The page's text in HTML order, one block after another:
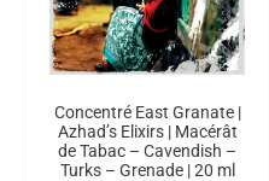
Concentré East Granate |
Azhad’s Elixirs | Macérât
de Tabac – Cavendish –
Turks – Grenade | 20 ml